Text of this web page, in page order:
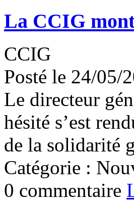
La CCIG
CCIG
Posté le 24/05/
Le directeur
hésité s’est
de la solidarité
Catégorie :
0 commentaire